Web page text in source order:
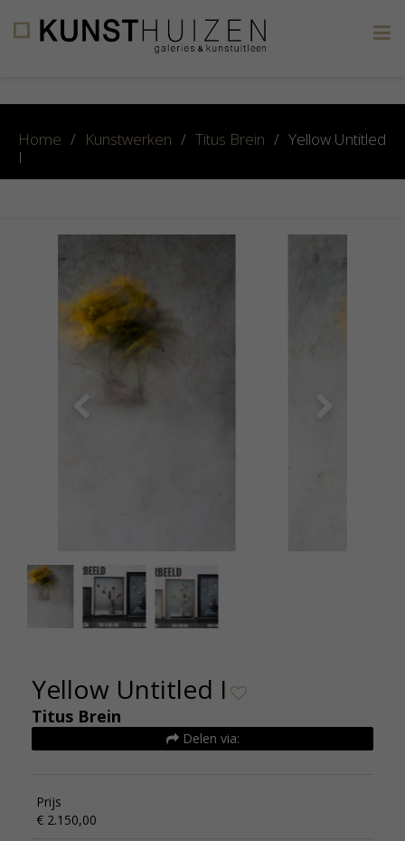
Home / Kunstwerken / Titus Brein / Yellow Untitled
I
Yellow Untitled I
Titus Brein
Delen via:
Prijs
€ 2.150,00